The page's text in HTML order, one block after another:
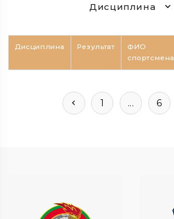
Дисциплина
Дисциплина Результат
ФИО
спортсмена
1 ... 6